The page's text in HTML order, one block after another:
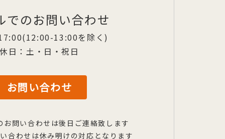
でのお問い合わせ
13:00を除く)
休日：土・日・祝日
お問い合わせ
問い合わせは後日ご連絡致します
合わせは休み明けの対応となります